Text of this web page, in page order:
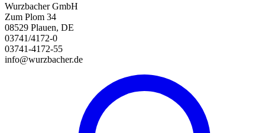
Wurzbacher GmbH
Zum Plom 34
08529 Plauen, DE
03741/4172-0
03741-4172-55
info@wurzbacher.de